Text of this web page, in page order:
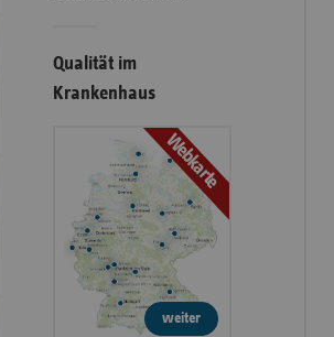
Qualität im
Krankenhaus
Webkarte
weiter